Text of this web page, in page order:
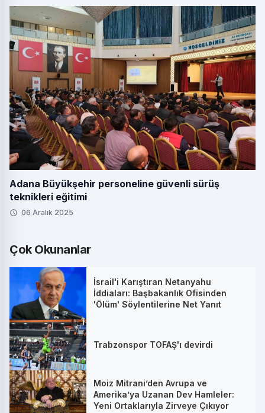
Adana Büyükşehir personeline güvenli sürüş
teknikleri eğitimi
06 Aralık 2025
Çok Okunanlar
İsrail'i Karıştıran Netanyahu
İddiaları: Başbakanlık Ofisinden
'Ölüm' Söylentilerine Net Yanıt
Trabzonspor TOFAŞ'ı devirdi
Moiz Mitrani’den Avrupa ve
Amerika’ya Uzanan Dev Hamleler:
Yeni Ortaklarıyla Zirveye Çıkıyor